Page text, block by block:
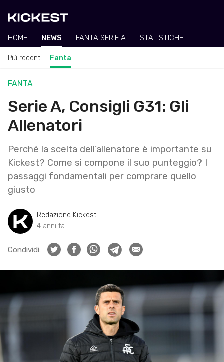
HOME NEWS FANTA SERIE A STATISTICHE
Più recenti Fanta
FANTA
Serie A, Consigli G31: Gli
Allenatori
Perché la scelta dell’allenatore è importante su
Kickest? Come si compone il suo punteggio? I
passaggi fondamentali per comprare quello
giusto
Redazione Kickest
4 anni fa
Condividi: